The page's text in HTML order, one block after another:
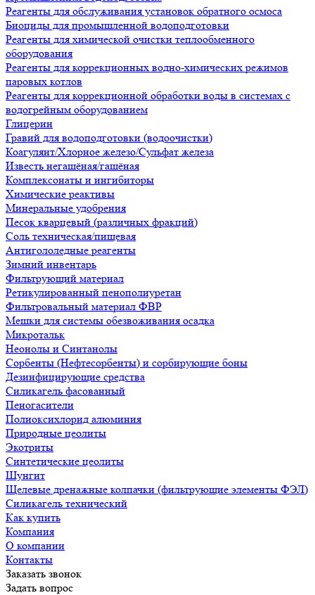
Реагенты для обслуживания установок обратного осмоса
Биоциды для промышленной водоподготовки
Реагенты для химической очистки теплообменного
оборудования
Реагенты для коррекционных водно-химических режимов
паровых котлов
Реагенты для коррекционной обработки воды в системах с
водогрейным оборудованием
Глицерин
Гравий для водоподготовки (водоочистки)
Коагулянт/Хлорное железо/Сульфат железа
Известь негашёная/гашёная
Комплексонаты и ингибиторы
Химические реактивы
Минеральные удобрения
Песок кварцевый (различных фракций)
Соль техническая/пищевая
Антигололедные реагенты
Зимний инвентарь
Фильтрующий материал
Ретикулированный пенополиуретан
Фильтровальный материал ФВР
Мешки для системы обезвоживания осадка
Микротальк
Неонолы и Синтанолы
Сорбенты (Нефтесорбенты) и сорбирующие боны
Дезинфицирующие средства
Силикагель фасованный
Пеногасители
Полиокси­хлорид алюминия
Природные цеолиты
Экотриты
Синтетические цеолиты
Шунгит
Щелевые дренажные колпачки (фильтрующие элементы ФЭЛ)
Силикагель технический
Как купить
Компания
О компании
Контакты
Заказать звонок
Задать вопрос